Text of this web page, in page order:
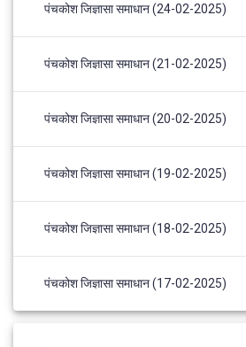
पंचकोश जिज्ञासा समाधान (24-02-2025)
पंचकोश जिज्ञासा समाधान (21-02-2025)
पंचकोश जिज्ञासा समाधान (20-02-2025)
पंचकोश जिज्ञासा समाधान (19-02-2025)
पंचकोश जिज्ञासा समाधान (18-02-2025)
पंचकोश जिज्ञासा समाधान (17-02-2025)